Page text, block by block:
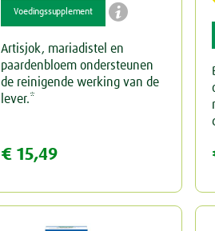
Voedingssupplement 
Artisjok, mariadistel en
paardenbloem ondersteunen
de reinigende werking van de
lever.*
€ 15,49